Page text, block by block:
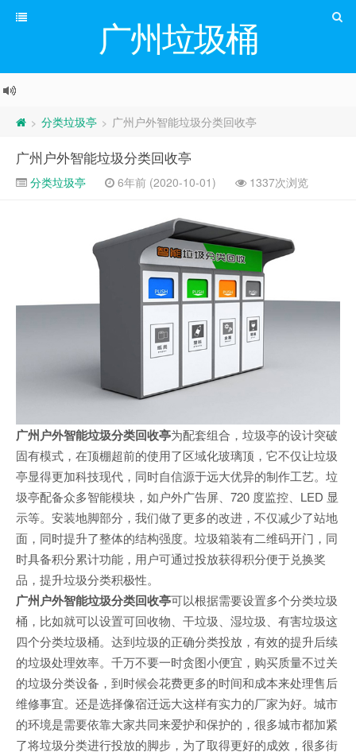
广州垃圾桶
> 分类垃圾亭 > 广州户外智能垃圾分类回收亭
广州户外智能垃圾分类回收亭
分类垃圾亭 6年前 (2020-10-01) 1337次浏览
广州户外智能垃圾分类回收亭为配套组合，垃圾亭的设计突破
固有模式，在顶棚超前的使用了区域化玻璃顶，它不仅让垃圾
亭显得更加科技现代，同时自信源于远大优异的制作工艺。垃
圾亭配备众多智能模块，如户外广告屏、720 度监控、LED 显
示等。安装地脚部分，我们做了更多的改进，不仅减少了站地
面，同时提升了整体的结构强度。垃圾箱装有二维码开门，同
时具备积分累计功能，用户可通过投放获得积分便于兑换奖
品，提升垃圾分类积极性。
广州户外智能垃圾分类回收亭可以根据需要设置多个分类垃圾
桶，比如就可以设置可回收物、干垃圾、湿垃圾、有害垃圾这
四个分类垃圾桶。达到垃圾的正确分类投放，有效的提升后续
的垃圾处理效率。千万不要一时贪图小便宜，购买质量不过关
的垃圾分类设备，到时候会花费更多的时间和成本来处理售后
维修事宜。还是选择像宿迁远大这样有实力的厂家为好。城市
的环境是需要依靠大家共同来爱护和保护的，很多城市都加紧
了将垃圾分类进行投放的脚步，为了取得更好的成效，很多街